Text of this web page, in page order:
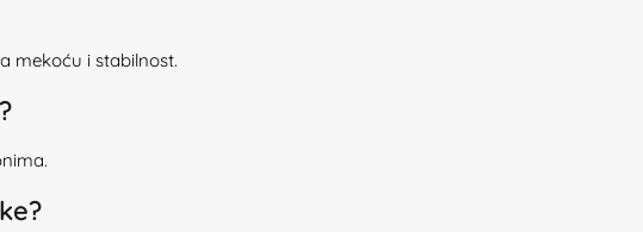
mekoću i stabilnost.